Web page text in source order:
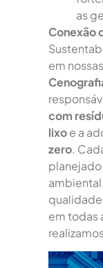
as
Conexão
em
com
lixoe a
zero.
em todas